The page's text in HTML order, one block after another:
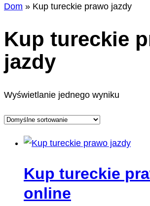
Dom » Kup tureckie prawo jazdy
Kup tureckie
jazdy
Wyświetlanie jednego wyniku
Kup tureckie
online